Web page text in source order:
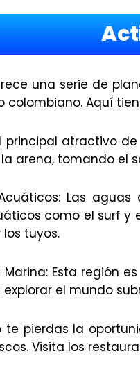
una serie de
Aquí
principal atractivo
arena, tomando el
Las
como el surf y
tuyos.
Esta región
el mundo
te pierdas la
Visita los